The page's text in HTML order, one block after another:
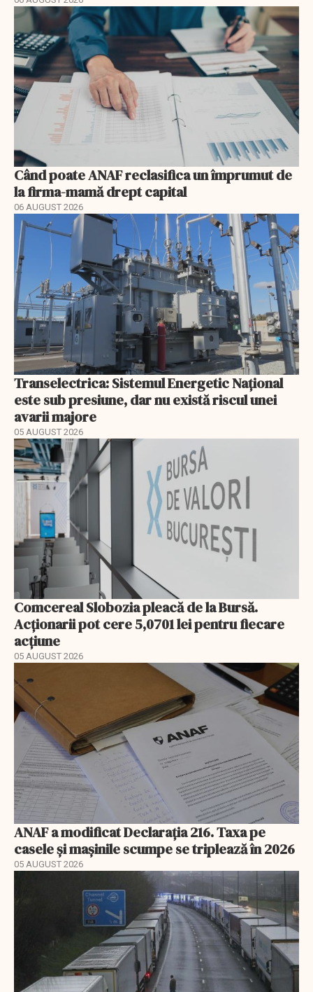
Când poate ANAF reclasifica un împrumut de
la firma-mamă drept capital
06 AUGUST 2026
Transelectrica: Sistemul Energetic Național
este sub presiune, dar nu există riscul unei
avarii majore
05 AUGUST 2026
Comcereal Slobozia pleacă de la Bursă.
Acționarii pot cere 5,0701 lei pentru fiecare
acțiune
05 AUGUST 2026
ANAF a modificat Declarația 216. Taxa pe
casele și mașinile scumpe se triplează în 2026
05 AUGUST 2026